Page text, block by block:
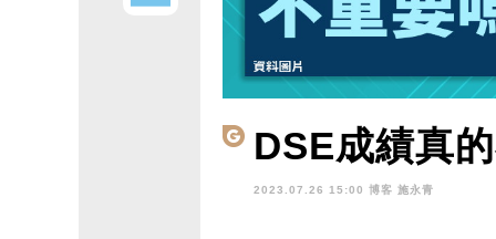
DSE成績真
2023.07.26 15:00 博客 施永青